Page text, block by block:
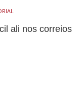
ali nos correios